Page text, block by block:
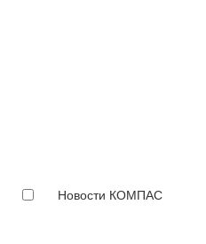
Новости КОМПАС